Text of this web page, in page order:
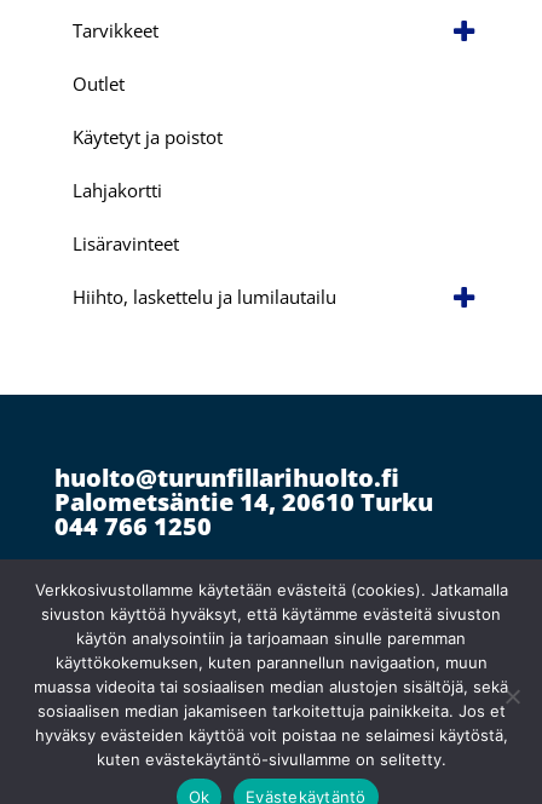
Tarvikkeet
Outlet
Käytetyt ja poistot
Lahjakortti
Lisäravinteet
Hiihto, laskettelu ja lumilautailu
huolto@turunfillarihuolto.fi
Palometsäntie 14, 20610 Turku
044 766 1250
} Ma 10:30–18:30
Ti suljettu
Ke–pe 10:00–18:00
Verkkosivustollamme käytetään evästeitä (cookies). Jatkamalla
sivuston käyttöä hyväksyt, että käytämme evästeitä sivuston
käytön analysointiin ja tarjoamaan sinulle paremman
käyttökokemuksen, kuten parannellun navigaation, muun
muassa videoita tai sosiaalisen median alustojen sisältöjä, sekä
sosiaalisen median jakamiseen tarkoitettuja painikkeita. Jos et
hyväksy evästeiden käyttöä voit poistaa ne selaimesi käytöstä,
kuten evästekäytäntö-sivullamme on selitetty.
Ok
Evästekäytäntö